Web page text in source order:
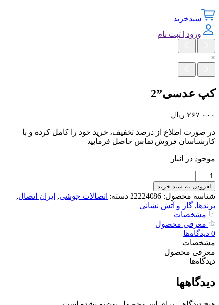
سبدخرید
ورود | ثبت نام
×
کپ عدسی”2
۲۶۷.۰۰۰ ریال
در صورت اطلاع از درصد تخفیف، خرید خود را کامل کرده و با
کارشناسان فروش تماس حاصل فرمایید
موجود در انبار
کپ
عدسی"2
عدد
افزودن به سبد خرید
شناسه محصول: 22224086 دسته: اتصالات جوشی, ایران اتصال,
برندها, گاز و آتش نشانی
مشخصات
معرفی محصول
0 دیدگاه‌‌ها
مشخصات
معرفی محصول
دیدگاه‌‌ها
دیدگاهها